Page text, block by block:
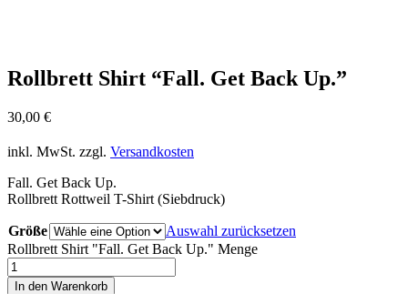
Rollbrett Shirt “Fall. Get Back Up.”
30,00 €
inkl. MwSt. zzgl. Versandkosten
Fall. Get Back Up.
Rollbrett Rottweil T-Shirt (Siebdruck)
Größe
Auswahl zurücksetzen
Rollbrett Shirt "Fall. Get Back Up." Menge
In den Warenkorb